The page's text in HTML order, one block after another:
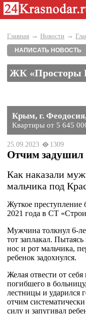
Главная → Новости →
НАПИСАТЬ НОВОСТЬ
ЖК «Просторы
Крым, г.
Квартиры от 5 645
25.09.2023 1309
Отчим задушил
Как наказали
мальчика под
Жуткое преступление
2021 года в СТ
Мужчина толкнул 6-
тот заплакал.
нос и рот мальчика,
ребенок задохнулся.
Желая отвести от
погибшего в
лестницы и ударился
отчим
силу и запугивал